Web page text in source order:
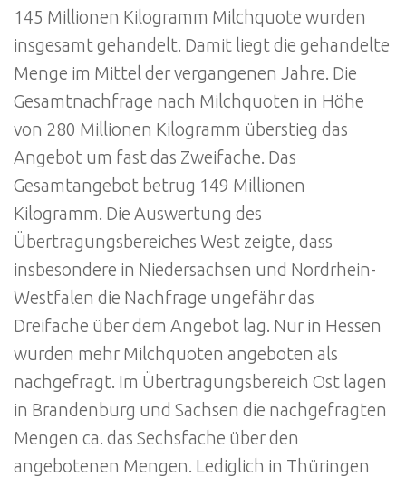
145 Millionen Kilogramm Milchquote wurden
insgesamt gehandelt. Damit liegt die gehandelte
Menge im Mittel der vergangenen Jahre. Die
Gesamtnachfrage nach Milchquoten in Höhe
von 280 Millionen Kilogramm überstieg das
Angebot um fast das Zweifache. Das
Gesamtangebot betrug 149 Millionen
Kilogramm. Die Auswertung des
Übertragungsbereiches West zeigte, dass
insbesondere in Niedersachsen und Nordrhein-
Westfalen die Nachfrage ungefähr das
Dreifache über dem Angebot lag. Nur in Hessen
wurden mehr Milchquoten angeboten als
nachgefragt. Im Übertragungsbereich Ost lagen
in Brandenburg und Sachsen die nachgefragten
Mengen ca. das Sechsfache über den
angebotenen Mengen. Lediglich in Thüringen